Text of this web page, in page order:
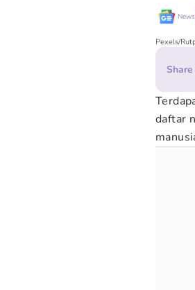
News
Pexels/
daftar